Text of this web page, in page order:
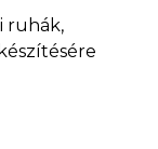
ruhák,